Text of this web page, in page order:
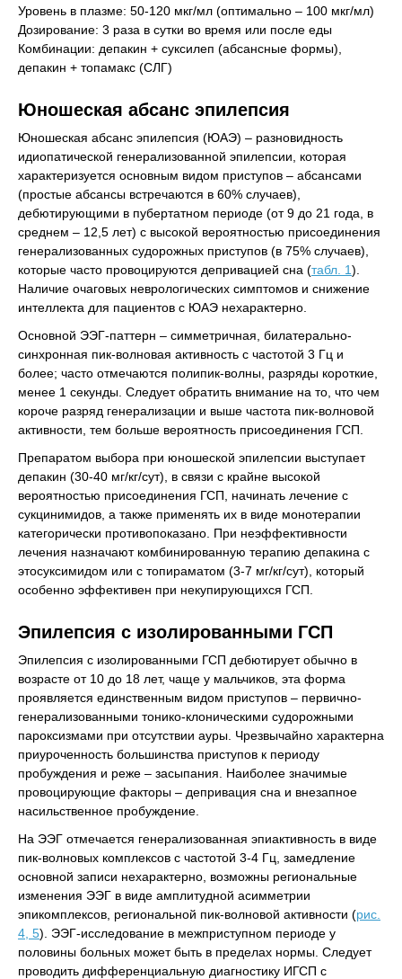
Уровень в плазме: 50-120 мкг/мл (оптимально – 100 мкг/мл)
Дозирование: 3 раза в сутки во время или после еды
Комбинации: депакин + суксилеп (абсансные формы),
депакин + топамакс (СЛГ)
Юношеская абсанс эпилепсия
Юношеская абсанс эпилепсия (ЮАЭ) – разновидность
идиопатической генерализованной эпилепсии, которая
характеризуется основным видом приступов – абсансами
(простые абсансы встречаются в 60% случаев),
дебютирующими в пубертатном периоде (от 9 до 21 года, в
среднем – 12,5 лет) с высокой вероятностью присоединения
генерализованных судорожных приступов (в 75% случаев),
которые часто провоцируются депривацией сна (табл. 1).
Наличие очаговых неврологических симптомов и снижение
интеллекта для пациентов с ЮАЭ нехарактерно.
Основной ЭЭГ-паттерн – симметричная, билатерально-
синхронная пик-волновая активность с частотой 3 Гц и
более; часто отмечаются полипик-волны, разряды короткие,
менее 1 секунды. Следует обратить внимание на то, что чем
короче разряд генерализации и выше частота пик-волновой
активности, тем больше вероятность присоединения ГСП.
Препаратом выбора при юношеской эпилепсии выступает
депакин (30-40 мг/кг/сут), в связи с крайне высокой
вероятностью присоединения ГСП, начинать лечение с
сукцинимидов, а также применять их в виде монотерапии
категорически противопоказано. При неэффективности
лечения назначают комбинированную терапию депакина с
этосуксимидом или с топираматом (3-7 мг/кг/сут), который
особенно эффективен при некупирующихся ГСП.
Эпилепсия с изолированными ГСП
Эпилепсия с изолированными ГСП дебютирует обычно в
возрасте от 10 до 18 лет, чаще у мальчиков, эта форма
проявляется единственным видом приступов – первично-
генерализованными тонико-клоническими судорожными
пароксизмами при отсутствии ауры. Чрезвычайно характерна
приуроченность большинства приступов к периоду
пробуждения и реже – засыпания. Наиболее значимые
провоцирующие факторы – депривация сна и внезапное
насильственное пробуждение.
На ЭЭГ отмечается генерализованная эпиактивность в виде
пик-волновых комплексов с частотой 3-4 Гц, замедление
основной записи нехарактерно, возможны региональные
изменения ЭЭГ в виде амплитудной асимметрии
эпикомплексов, региональной пик-волновой активности (рис.
4, 5). ЭЭГ-исследование в межприступном периоде у
половины больных может быть в пределах нормы. Следует
проводить дифференциальную диагностику ИГСП с